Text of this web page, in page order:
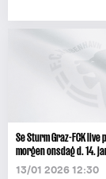
Se Sturm Graz-FCK live
morgen onsdag d. 14.
13/01 2026 12:30